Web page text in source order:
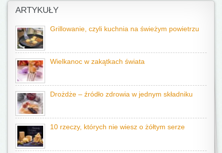
ARTYKUŁY
Grillowanie, czyli kuchnia na świeżym powietrzu
Wielkanoc w zakątkach świata
Drożdże – źródło zdrowia w jednym składniku
10 rzeczy, których nie wiesz o żółtym serze